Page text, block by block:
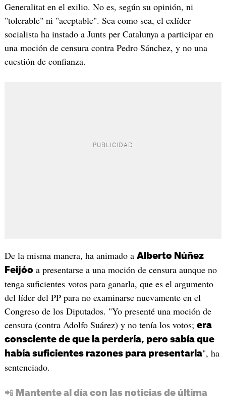
Generalitat en el exilio. No es, según su opinión, ni
"tolerable" ni "aceptable". Sea como sea, el exlíder
socialista ha instado a Junts per Catalunya a participar en
una moción de censura contra Pedro Sánchez, y no una
cuestión de confianza.
De la misma manera, ha animado a Alberto Núñez
Feijóo a presentarse a una moción de censura aunque no
tenga suficientes votos para ganarla, que es el argumento
del líder del PP para no examinarse nuevamente en el
Congreso de los Diputados. "Yo presenté una moción de
censura (contra Adolfo Suárez) y no tenía los votos; era
consciente de que la perdería, pero sabía que
había suficientes razones para presentarla", ha
sentenciado.
📲 Mantente al día con las noticias de última